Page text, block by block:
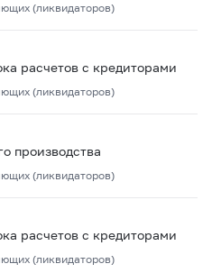
(ликвидаторов)
расчетов с кредиторами
(ликвидаторов)
производства
(ликвидаторов)
расчетов с кредиторами
(ликвидаторов)